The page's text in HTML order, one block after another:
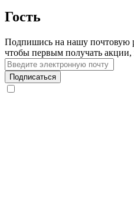
Гость
Подпишись на нашу почтовую
чтобы первым получать
Подписаться